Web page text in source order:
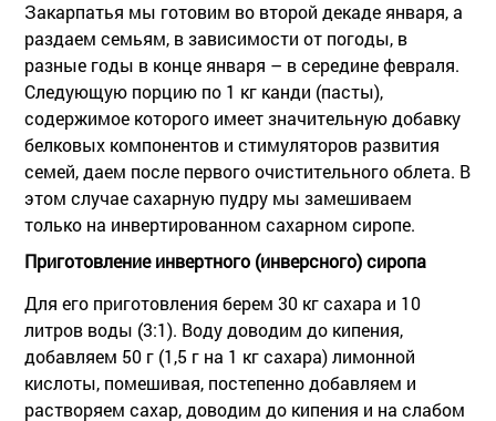
Закарпатья мы готовим во второй декаде января, а
раздаем семьям, в зависимости от погоды, в
разные годы в конце января – в середине февраля.
Следующую порцию по 1 кг канди (пасты),
содержимое которого имеет значительную добавку
белковых компонентов и стимуляторов развития
семей, даем после первого очистительного облета. В
этом случае сахарную пудру мы замешиваем
только на инвертированном сахарном сиропе.
Приготовление инвертного (инверсного) сиропа
Для его приготовления берем 30 кг сахара и 10
литров воды (3:1). Воду доводим до кипения,
добавляем 50 г (1,5 г на 1 кг сахара) лимонной
кислоты, помешивая, постепенно добавляем и
растворяем сахар, доводим до кипения и на слабом